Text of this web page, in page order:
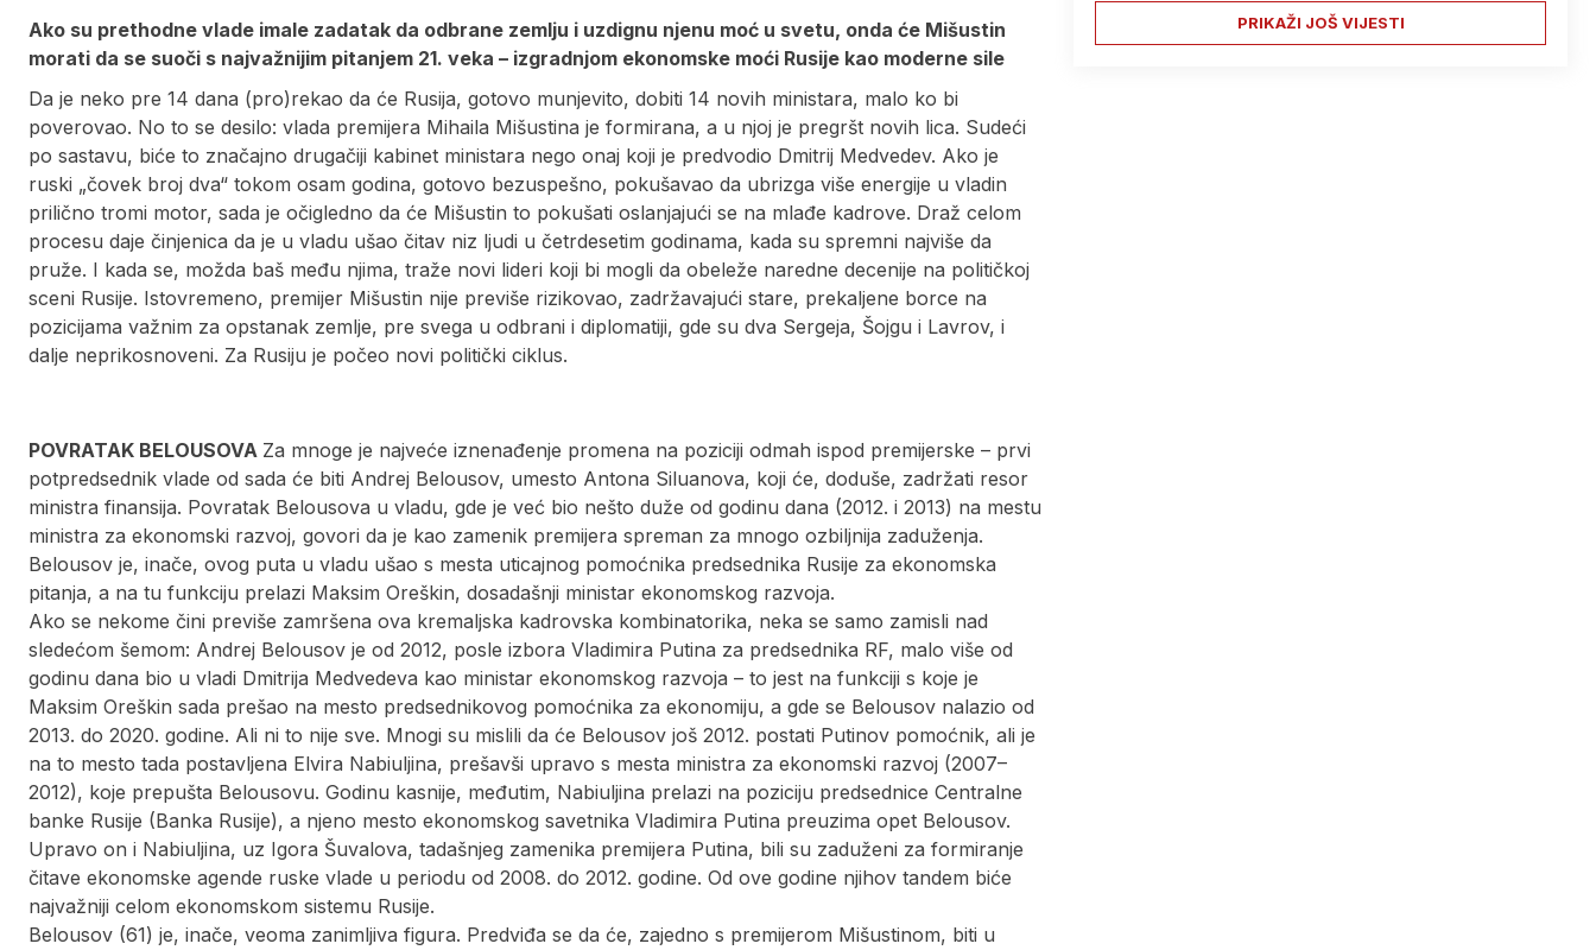
Ako su prethodne vlade imale zadatak da odbrane zemlju i uzdignu njenu moć u svetu, onda će Mišustin
morati da se suoči s najvažnijim pitanjem 21. veka – izgradnjom ekonomske moći Rusije kao moderne sile
Da je neko pre 14 dana (pro)rekao da će Rusija, gotovo munjevito, dobiti 14 novih ministara, malo ko bi
poverovao. No to se desilo: vlada premijera Mihaila Mišustina je formirana, a u njoj je pregršt novih lica. Sudeći
po sastavu, biće to značajno drugačiji kabinet ministara nego onaj koji je predvodio Dmitrij Medvedev. Ako je
ruski „čovek broj dva“ tokom osam godina, gotovo bezuspešno, pokušavao da ubrizga više energije u vladin
prilično tromi motor, sada je očigledno da će Mišustin to pokušati oslanjajući se na mlađe kadrove. Draž celom
procesu daje činjenica da je u vladu ušao čitav niz ljudi u četrdesetim godinama, kada su spremni najviše da
pruže. I kada se, možda baš među njima, traže novi lideri koji bi mogli da obeleže naredne decenije na političkoj
sceni Rusije. Istovremeno, premijer Mišustin nije previše rizikovao, zadržavajući stare, prekaljene borce na
pozicijama važnim za opstanak zemlje, pre svega u odbrani i diplomatiji, gde su dva Sergeja, Šojgu i Lavrov, i
dalje neprikosnoveni. Za Rusiju je počeo novi politički ciklus.
POVRATAK BELOUSOVA Za mnoge je najveće iznenađenje promena na poziciji odmah ispod premijerske – prvi
potpredsednik vlade od sada će biti Andrej Belousov, umesto Antona Siluanova, koji će, doduše, zadržati resor
ministra finansija. Povratak Belousova u vladu, gde je već bio nešto duže od godinu dana (2012. i 2013) na mestu
ministra za ekonomski razvoj, govori da je kao zamenik premijera spreman za mnogo ozbiljnija zaduženja.
Belousov je, inače, ovog puta u vladu ušao s mesta uticajnog pomoćnika predsednika Rusije za ekonomska
pitanja, a na tu funkciju prelazi Maksim Oreškin, dosadašnji ministar ekonomskog razvoja.
Ako se nekome čini previše zamršena ova kremaljska kadrovska kombinatorika, neka se samo zamisli nad
sledećom šemom: Andrej Belousov je od 2012, posle izbora Vladimira Putina za predsednika RF, malo više od
godinu dana bio u vladi Dmitrija Medvedeva kao ministar ekonomskog razvoja – to jest na funkciji s koje je
Maksim Oreškin sada prešao na mesto predsednikovog pomoćnika za ekonomiju, a gde se Belousov nalazio od
2013. do 2020. godine. Ali ni to nije sve. Mnogi su mislili da će Belousov još 2012. postati Putinov pomoćnik, ali je
na to mesto tada postavljena Elvira Nabiuljina, prešavši upravo s mesta ministra za ekonomski razvoj (2007–
2012), koje prepušta Belousovu. Godinu kasnije, međutim, Nabiuljina prelazi na poziciju predsednice Centralne
banke Rusije (Banka Rusije), a njeno mesto ekonomskog savetnika Vladimira Putina preuzima opet Belousov.
Upravo on i Nabiuljina, uz Igora Šuvalova, tadašnjeg zamenika premijera Putina, bili su zaduženi za formiranje
čitave ekonomske agende ruske vlade u periodu od 2008. do 2012. godine. Od ove godine njihov tandem biće
najvažniji celom ekonomskom sistemu Rusije.
Belousov (61) je, inače, veoma zanimljiva figura. Predviđa se da će, zajedno s premijerom Mišustinom, biti u
PRIKAŽI JOŠ VIJESTI